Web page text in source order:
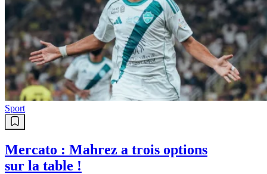
Sport
Mercato : Mahrez a trois options
sur la table !